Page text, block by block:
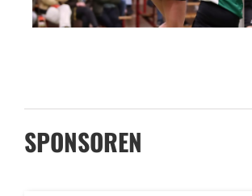
SPONSOREN